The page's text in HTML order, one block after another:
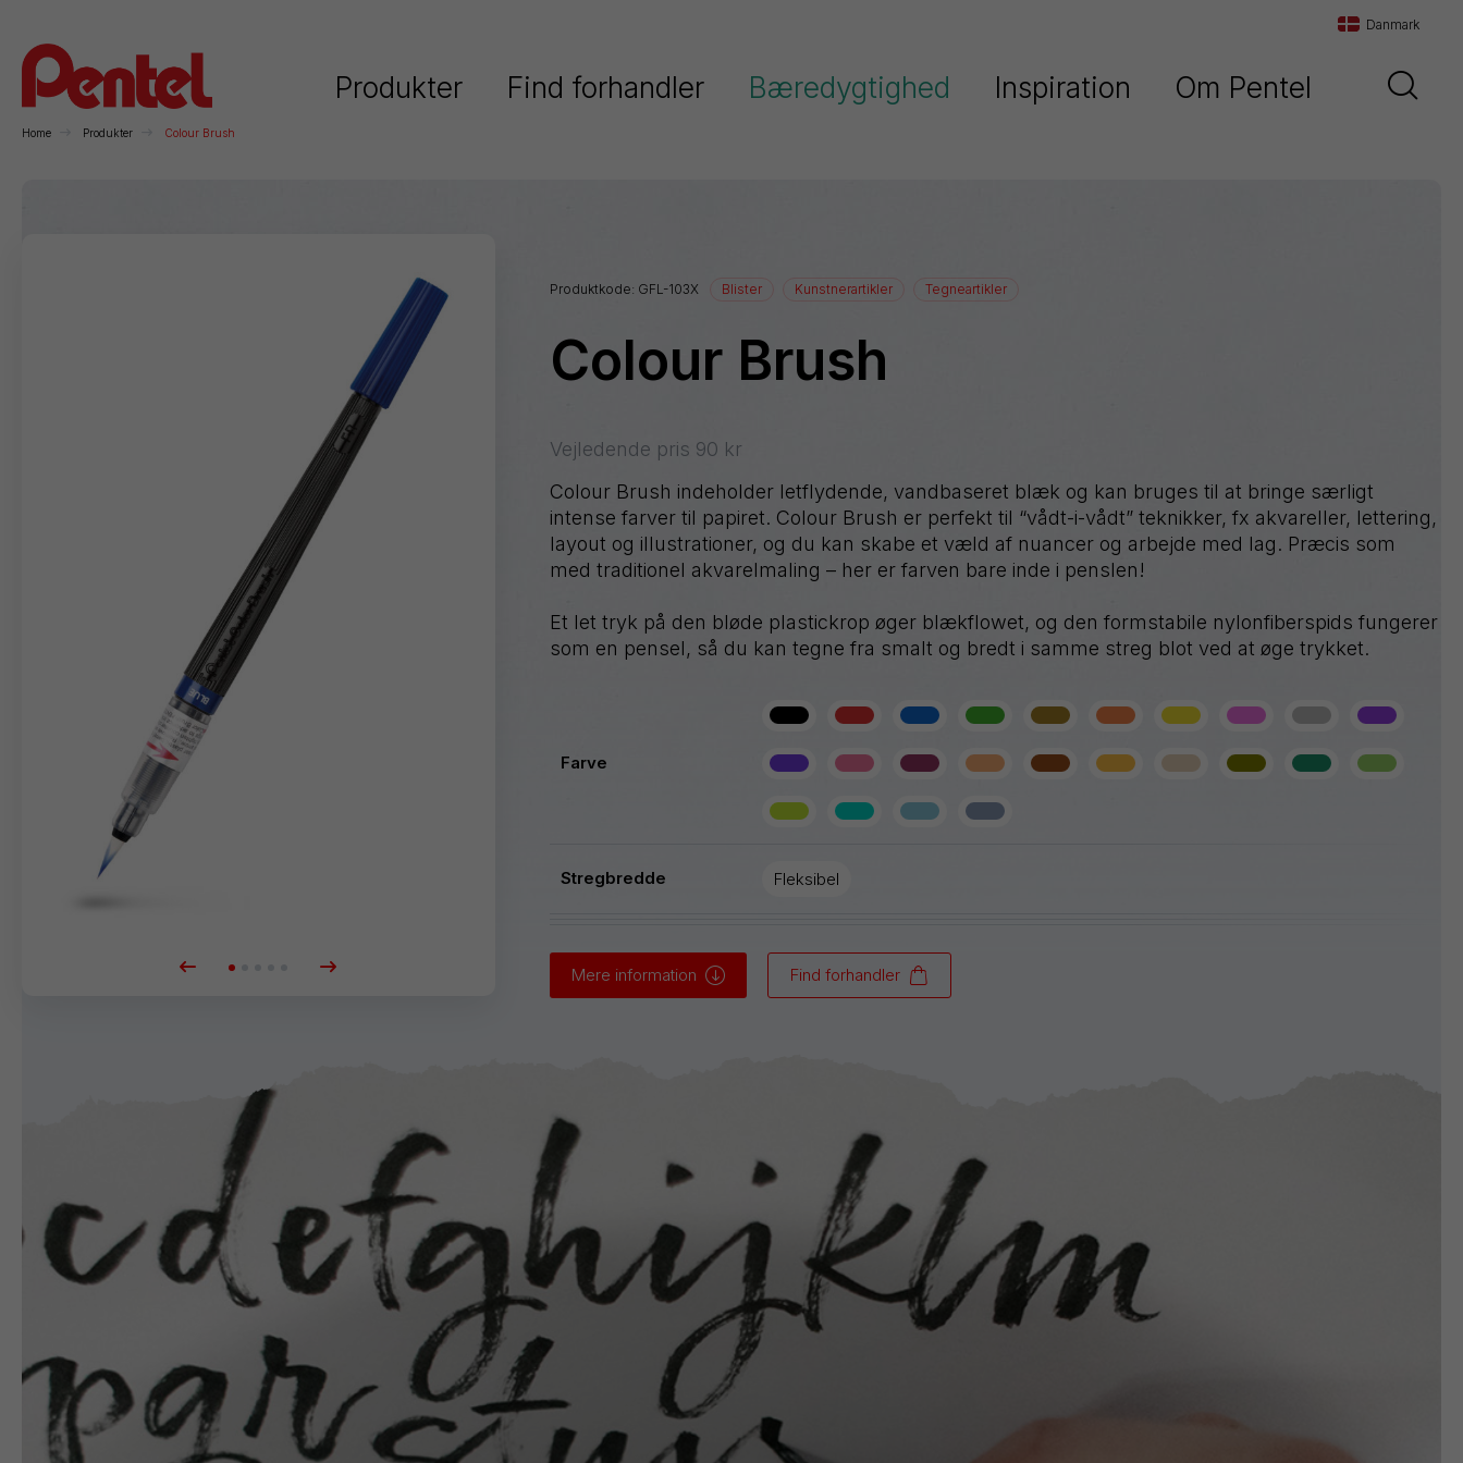
Danmark
Home Produkter Colour Brush
Produkter
Stiftblyanter
Whiteboard Kunstnerartikler Fiberpenne
Tilbehør
Colour
Energel
Graphgear
Handy-
line
iZee
Sign
Pen
Twist-
Erase
Erase
WHITE
Find forhandler Bæredygtighed
Dokumentation
Inspiration Om Pentel
Produktkode: GFL-103X Blister Kunstnerartikler Tegneartikler
Colour Brush
Vejledende pris 90 kr
Colour Brush indeholder letflydende, vandbaseret blæk og kan bruges til at bringe særligt
intense farver til papiret. Colour Brush er perfekt til “vådt-i-vådt” teknikker, fx akvareller, lettering,
layout og illustrationer, og du kan skabe et væld af nuancer og arbejde med lag. Præcis som
med traditionel akvarelmaling – her er farven bare inde i penslen!
Et let tryk på den bløde plastickrop øger blækflowet, og den formstabile nylonfiberspids fungerer
som en pensel, så du kan tegne fra smalt og bredt i samme streg blot ved at øge trykket.
Farve
Stregbredde Fleksibel
Mere information Find forhandler